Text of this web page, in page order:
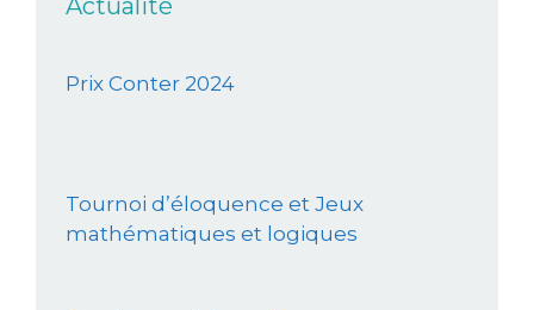
Prix Conter 2024
Tournoi d’éloquence et Jeux
mathématiques et logiques